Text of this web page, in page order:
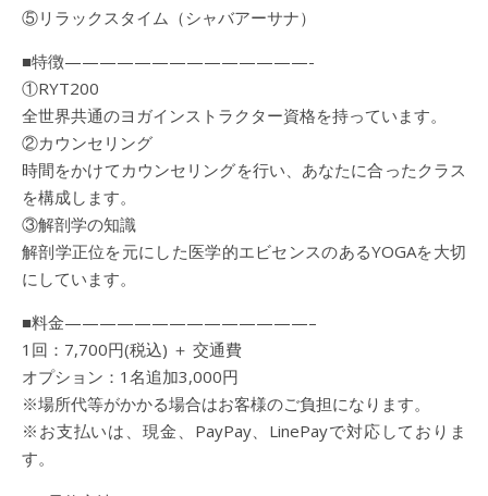
⑤リラックスタイム（シャバアーサナ）
■特徴——————————————-
①RYT200
全世界共通のヨガインストラクター資格を持っています。
②カウンセリング
時間をかけてカウンセリングを行い、あなたに合ったクラス
を構成します。
③解剖学の知識
解剖学正位を元にした医学的エビセンスのあるYOGAを大切
にしています。
■料金——————————————–
1回：7,700円(税込) ＋ 交通費
オプション：1名追加3,000円
※場所代等がかかる場合はお客様のご負担になります。
※お支払いは、現金、PayPay、LinePayで対応しておりま
す。